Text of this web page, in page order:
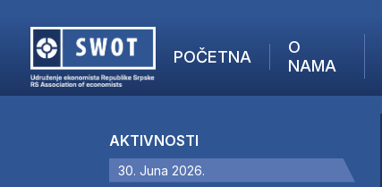
POČETNA
O
NAMA
AKTUELNO
AKTIVNOSTI
30. Juna 2026.